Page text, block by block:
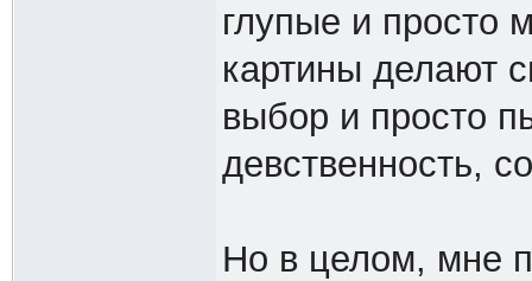
глупые и просто
картины делают
выбор и просто
девственность,
Но в целом, мне